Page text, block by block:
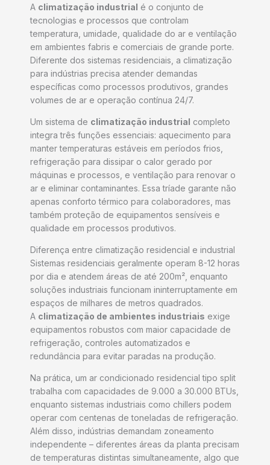
A climatização industrial é o conjunto de
tecnologias e processos que controlam
temperatura, umidade, qualidade do ar e ventilação
em ambientes fabris e comerciais de grande porte.
Diferente dos sistemas residenciais, a climatização
para indústrias precisa atender demandas
específicas como processos produtivos, grandes
volumes de ar e operação contínua 24/7.
Um sistema de climatização industrial completo
integra três funções essenciais: aquecimento para
manter temperaturas estáveis em períodos frios,
refrigeração para dissipar o calor gerado por
máquinas e processos, e ventilação para renovar o
ar e eliminar contaminantes. Essa tríade garante não
apenas conforto térmico para colaboradores, mas
também proteção de equipamentos sensíveis e
qualidade em processos produtivos.
Diferença entre climatização residencial e industrial
Sistemas residenciais geralmente operam 8-12 horas
por dia e atendem áreas de até 200m², enquanto
soluções industriais funcionam ininterruptamente em
espaços de milhares de metros quadrados.
A climatização de ambientes industriais exige
equipamentos robustos com maior capacidade de
refrigeração, controles automatizados e
redundância para evitar paradas na produção.
Na prática, um ar condicionado residencial tipo split
trabalha com capacidades de 9.000 a 30.000 BTUs,
enquanto sistemas industriais como chillers podem
operar com centenas de toneladas de refrigeração.
Além disso, indústrias demandam zoneamento
independente – diferentes áreas da planta precisam
de temperaturas distintas simultaneamente, algo que